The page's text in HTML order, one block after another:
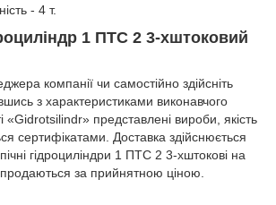
- 4 т.
1 ПТС 2 3-хштоковий
компанії чи самостійно здійсніть
з характеристиками виконавчого
«Gidrotsilindr» представлені вироби, якість
сертифікатами. Доставка здійснюється
гідроциліндри 1 ПТС 2 3-хштокові на
за прийнятною ціною.